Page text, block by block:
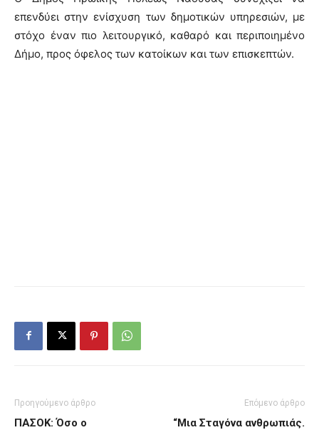
επενδύει στην ενίσχυση των δημοτικών υπηρεσιών, με
στόχο έναν πιο λειτουργικό, καθαρό και περιποιημένο
Δήμο, προς όφελος των κατοίκων και των επισκεπτών.
Προηγούμενο άρθρο
ΠΑΣΟΚ: Όσο ο
Επόμενο άρθρο
“Μια Σταγόνα ανθρωπιάς.